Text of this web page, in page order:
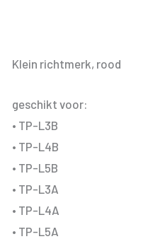
Klein richtmerk, rood
geschikt voor:
• TP-L3B
• TP-L4B
• TP-L5B
• TP-L3A
• TP-L4A
• TP-L5A